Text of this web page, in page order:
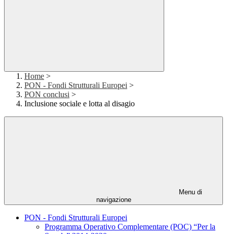
Home >
PON - Fondi Strutturali Europei >
PON conclusi >
Inclusione sociale e lotta al disagio
Menu di
navigazione
PON - Fondi Strutturali Europei
Programma Operativo Complementare (POC) “Per la